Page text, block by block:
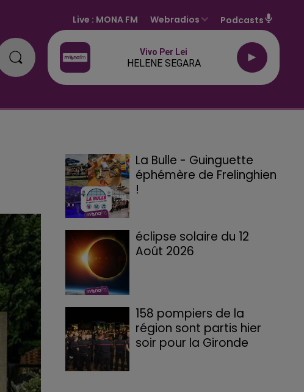
Live : MONA FM Webradios Podcasts
Vivo Per Lei
HELENE SEGARA
La Bulle - Guinguette
éphémère de Frelinghien
!
éclipse solaire du 12
Août 2026
158 pompiers de la
région sont partis hier
soir pour la Gironde